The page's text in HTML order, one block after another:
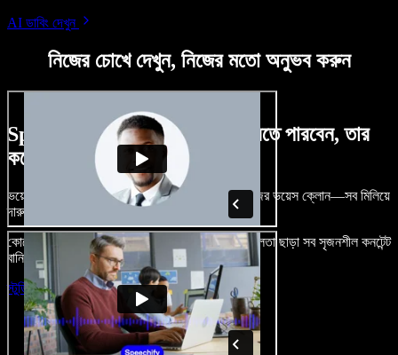
AI ডাবিং দেখুন
নিজের চোখে দেখুন, নিজের মতো অনুভব করুন
Speechify Studio দিয়ে কী কী করতে পারবেন, তার
কয়েকটা উদাহরণ দেখুন
ভয়েসওভার, রয়্যালটি-ফ্রি ছবি, অডিও, ভিডিও যোগ, নিজের ভয়েস ক্লোন—সব মিলিয়ে
দারুণ মনে রাখার মতো অডিও-ভিডিও প্রজেক্ট বানান।
কোনো শেখার ঝামেলা নেই, শুধু ব্রাউজারে খুলুন—আর দুর্বলতা ছাড়া সব সৃজনশীল কনটেন্ট
বানিয়ে ফেলুন।
স্টুডিও চালু করুন